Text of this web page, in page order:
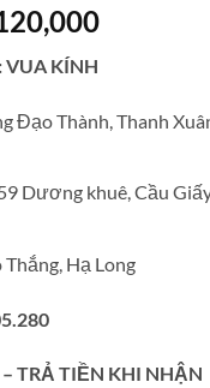
Giá
VUA KÍNH
Đạo Thành, Thanh
Dương khuê, Cầu
Thắng, Hạ Long
TRẢ TIỀN KHI NHẬN